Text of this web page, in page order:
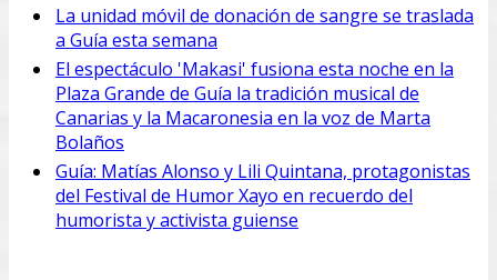
La unidad móvil de donación de sangre se traslada
a Guía esta semana
El espectáculo 'Makasi' fusiona esta noche en la
Plaza Grande de Guía la tradición musical de
Canarias y la Macaronesia en la voz de Marta
Bolaños
Guía: Matías Alonso y Lili Quintana, protagonistas
del Festival de Humor Xayo en recuerdo del
humorista y activista guiense